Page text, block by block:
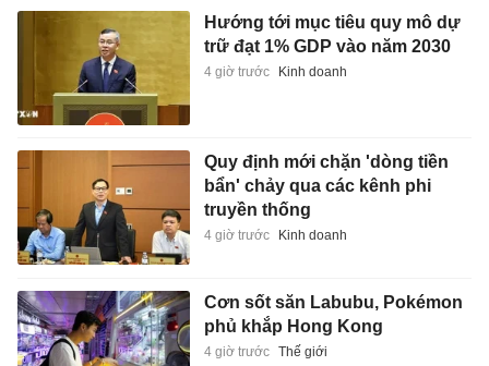
Hướng tới mục tiêu quy mô dự
trữ đạt 1% GDP vào năm 2030
4 giờ trước Kinh doanh
Quy định mới chặn 'dòng tiền
bẩn' chảy qua các kênh phi
truyền thống
4 giờ trước Kinh doanh
Cơn sốt săn Labubu, Pokémon
phủ khắp Hong Kong
4 giờ trước Thế giới